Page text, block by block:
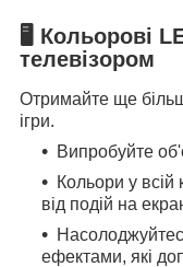
🖥 Кольорові
телевізором
Отримайте ще
ігри.
Випробуйте
Кольори у всій
від подій на
ефектами, які